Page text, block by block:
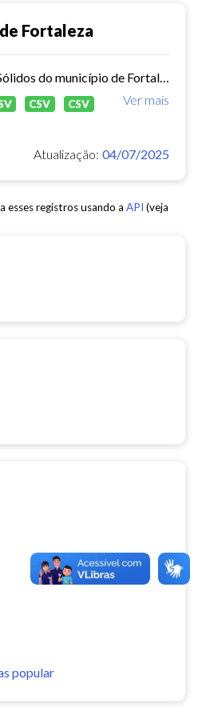
popular
Fortaleza
Ver mais
CSV
CSV
Atualização: 04/07/2025
esses registros usando a API (veja